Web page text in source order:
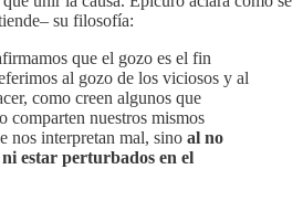
su filosofía:
que el gozo es el fin
al gozo de los viciosos y al
como creen algunos que
comparten nuestros mismos
nos interpretan mal, sino al no
estar perturbados en el